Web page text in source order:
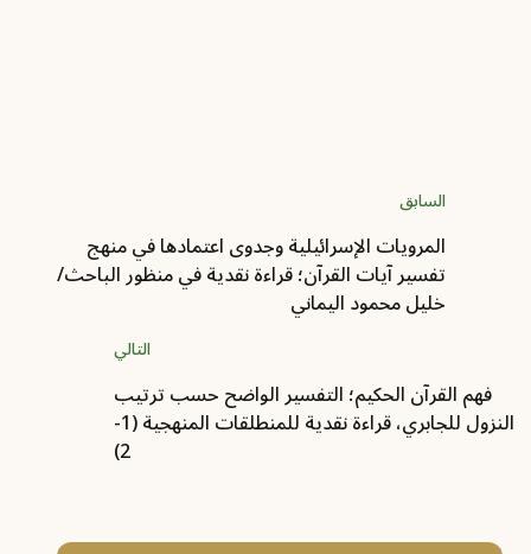
السابق
المرويات الإسرائيلية وجدوى اعتمادها في منهج
تفسير آيات القرآن؛ قراءة نقدية في منظور الباحث/
خليل محمود اليماني
التالي
فهم القرآن الحكيم؛ التفسير الواضح حسب ترتيب
النزول للجابري، قراءة نقدية للمنطلقات المنهجية (1-
2)